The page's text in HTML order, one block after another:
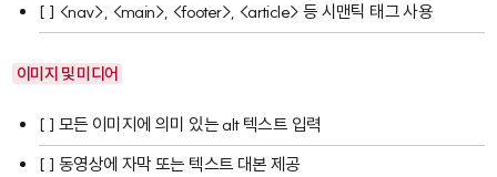
[ ] <nav>, <main>, <footer>, <article> 등 시맨틱 태그 사용
이미지 및 미디어
[ ] 모든 이미지에 의미 있는 alt 텍스트 입력
[ ] 동영상에 자막 또는 텍스트 대본 제공